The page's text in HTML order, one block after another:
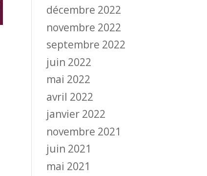
décembre 2022
novembre 2022
septembre 2022
juin 2022
mai 2022
avril 2022
janvier 2022
novembre 2021
juin 2021
mai 2021